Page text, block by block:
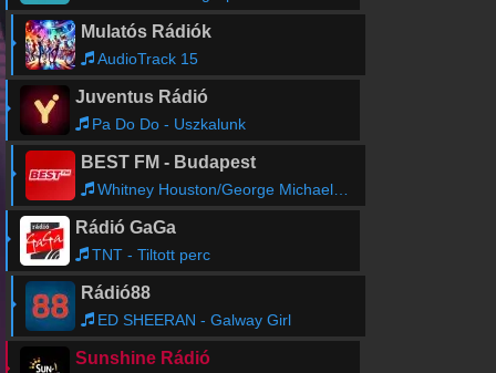
Mulatós Rádiók
AudioTrack 15
Juventus Rádió
Pa Do Do - Uszkalunk
BEST FM - Budapest
Whitney Houston/George Michael - If I Told You That
Rádió GaGa
TNT - Tiltott perc
Rádió88
ED SHEERAN - Galway Girl
Sunshine Rádió